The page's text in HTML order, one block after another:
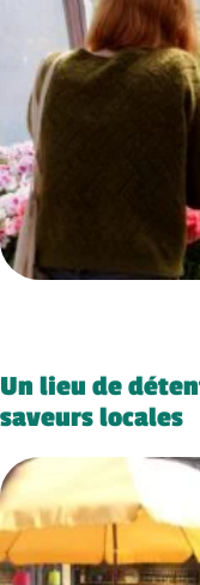
Un lieu de
saveurs locales